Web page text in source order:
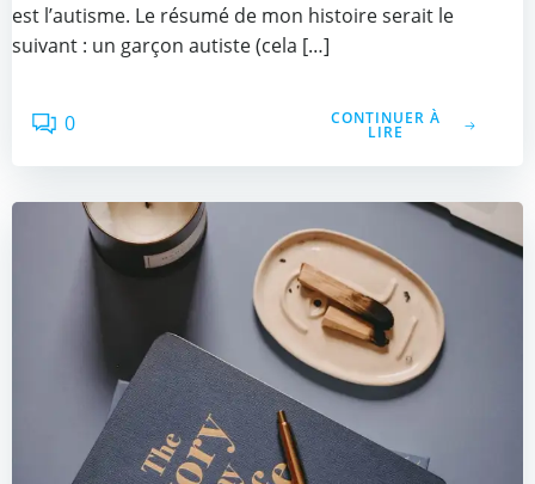
est l’autisme. Le résumé de mon histoire serait le
suivant : un garçon autiste (cela […]
0 CONTINUER À
LIRE